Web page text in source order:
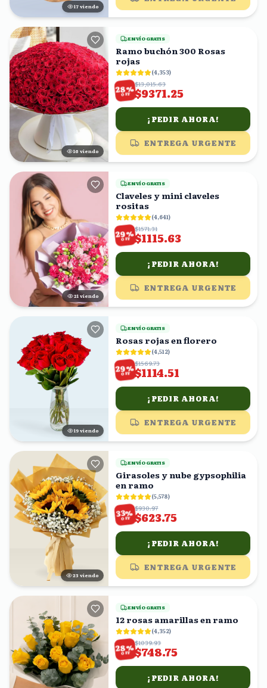
18 viendo
15 viendo
ENVÍO GRATIS
Ramo buchón 300 Rosas
rojas
(4,353)
28%
OFF
$13,015.63
$9371.25
¡PEDIR AHORA!
ENTREGA URGENTE
21 viendo
ENVÍO GRATIS
Claveles y mini claveles
rositas
(4,641)
29%
OFF
$1571.31
$1115.63
¡PEDIR AHORA!
ENTREGA URGENTE
19 viendo
ENVÍO GRATIS
Rosas rojas en florero
(4,512)
29%
OFF
$1569.73
$1114.51
¡PEDIR AHORA!
ENTREGA URGENTE
23 viendo
ENVÍO GRATIS
Girasoles y nube gypsophilia
en ramo
(5,578)
33%
OFF
$930.97
$623.75
¡PEDIR AHORA!
ENTREGA URGENTE
ENVÍO GRATIS
12 rosas amarillas en ramo
(4,352)
28%
OFF
$1039.93
$748.75
¡PEDIR AHORA!